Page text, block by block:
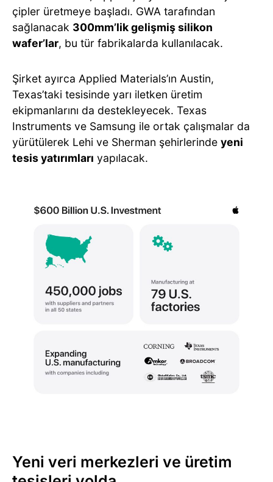
çipler üretmeye başladı. GWA tarafından
sağlanacak 300mm’lik gelişmiş silikon
wafer’lar, bu tür fabrikalarda kullanılacak.
Şirket ayırca Applied Materials’ın Austin,
Texas’taki tesisinde yarı iletken üretim
ekipmanlarını da destekleyecek. Texas
Instruments ve Samsung ile ortak çalışmalar da
yürütülerek Lehi ve Sherman şehirlerinde yeni
tesis yatırımları yapılacak.
Yeni veri merkezleri ve üretim